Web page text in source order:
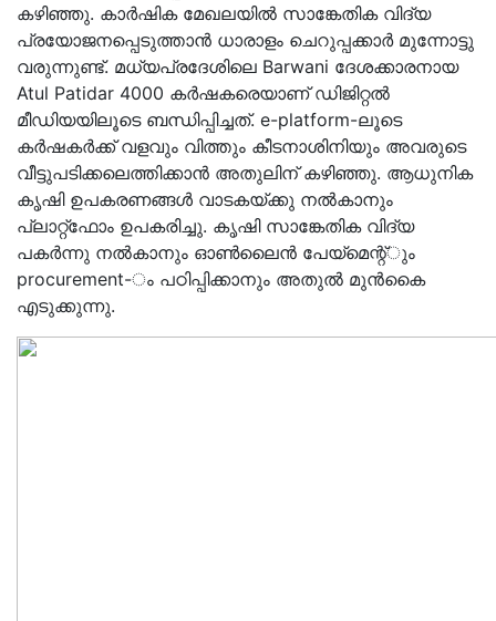
കഴിഞ്ഞു. കാര്‍ഷിക മേഖലയില്‍ സാങ്കേതിക വിദ്യ
പ്രയോജനപ്പെടുത്താന്‍ ധാരാളം ചെറുപ്പക്കാര്‍ മുന്നോട്ടു
വരുന്നുണ്ട്. മധ്യപ്രദേശിലെ Barwani ദേശക്കാരനായ
Atul Patidar 4000 കര്‍ഷകരെയാണ് ഡിജിറ്റല്‍
മീഡിയയിലൂടെ ബന്ധിപ്പിച്ചത്. e-platform-ലൂടെ
കര്‍ഷകര്‍ക്ക് വളവും വിത്തും കീടനാശിനിയും അവരുടെ
വീട്ടുപടിക്കലെത്തിക്കാന്‍ അതുലിന് കഴിഞ്ഞു. ആധുനിക
കൃഷി ഉപകരണങ്ങള്‍ വാടകയ്ക്കു നല്‍കാനും
പ്ലാറ്റ്‌ഫോം ഉപകരിച്ചു. കൃഷി സാങ്കേതിക വിദ്യ
പകര്‍ന്നു നല്‍കാനും ഓണ്‍ലൈന്‍ പേയ്‌മെന്റ്ും
procurement-ം പഠിപ്പിക്കാനും അതുല്‍ മുന്‍കൈ
എടുക്കുന്നു.